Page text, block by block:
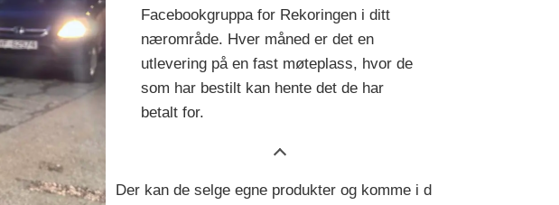
Facebookgruppa for Rekoringen i ditt
nærområde. Hver måned er det en
utlevering på en fast møteplass, hvor de
som har bestilt kan hente det de har
betalt for.
Der kan de selge egne produkter og komme i d